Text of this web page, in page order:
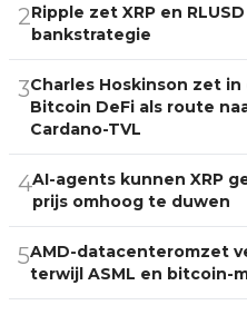
2Ripple zet XRP en
bankstrategie
3Charles Hoskinson zet in
Bitcoin DeFi als route
Cardano-TVL
4AI-agents kunnen XRP
prijs omhoog te duwen
5AMD-datacenteromzet
terwijl ASML en bitcoin-